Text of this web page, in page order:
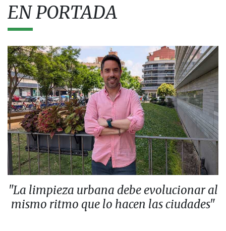
EN PORTADA
"La limpieza urbana debe evolucionar al
mismo ritmo que lo hacen las ciudades"